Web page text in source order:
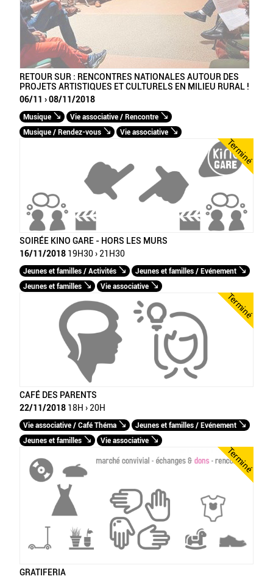
RETOUR SUR : RENCONTRES NATIONALES AUTOUR DES
PROJETS ARTISTIQUES ET CULTURELS EN MILIEU RURAL !
06/11 › 08/11/2018
Musique
Vie associative / Rencontre
Musique / Rendez-vous
Vie associative
Terminé
SOIRÉE KINO GARE - HORS LES MURS
16/11/2018 19H30 › 21H30
Jeunes et familles / Activités
Jeunes et familles / Evénement
Jeunes et familles
Vie associative
Terminé
CAFÉ DES PARENTS
22/11/2018 18H › 20H
Vie associative / Café Théma
Jeunes et familles / Evénement
Jeunes et familles
Vie associative
Terminé
GRATIFERIA